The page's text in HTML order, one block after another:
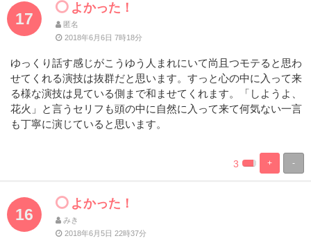
17
よかった！
匿名
2018年6月6日 7時18分
ゆっくり話す感じがこうゆう人まれにいて尚且つモテると思わ
せてくれる演技は抜群だと思います。すっと心の中に入って来
る様な演技は見ている側まで和ませてくれます。「しようよ、
花火」と言うセリフも頭の中に自然に入って来て何気ない一言
も丁寧に演じていると思います。
-
+
%
Complete
100%
Complete
3
16
よかった！
みき
2018年6月5日 22時37分